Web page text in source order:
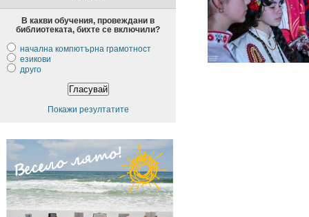
В какви обучения, провеждани в
библиотеката, бихте се включили?
начална компютърна грамотност
езикови
друго
Покажи резултатите